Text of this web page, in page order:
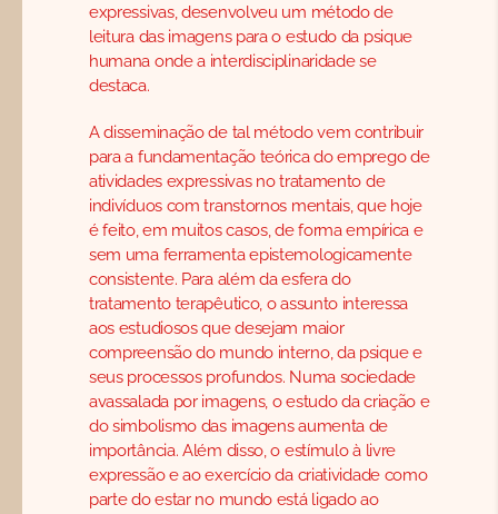
expressivas, desenvolveu um método de
leitura das imagens para o estudo da psique
humana onde a interdisciplinaridade se
destaca.
A disseminação de tal método vem contribuir
para a fundamentação teórica do emprego de
atividades expressivas no tratamento de
indivíduos com transtornos mentais, que hoje
é feito, em muitos casos, de forma empírica e
sem uma ferramenta epistemologicamente
consistente. Para além da esfera do
tratamento terapêutico, o assunto interessa
aos estudiosos que desejam maior
compreensão do mundo interno, da psique e
seus processos profundos. Numa sociedade
avassalada por imagens, o estudo da criação e
do simbolismo das imagens aumenta de
importância. Além disso, o estímulo à livre
expressão e ao exercício da criatividade como
parte do estar no mundo está ligado ao